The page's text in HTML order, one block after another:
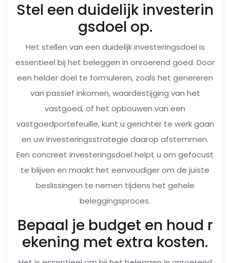
Stel een duidelijk investerin
gsdoel op.
Het stellen van een duidelijk investeringsdoel is
essentieel bij het beleggen in onroerend goed. Door
een helder doel te formuleren, zoals het genereren
van passief inkomen, waardestijging van het
vastgoed, of het opbouwen van een
vastgoedportefeuille, kunt u gerichter te werk gaan
en uw investeringsstrategie daarop afstemmen.
Een concreet investeringsdoel helpt u om gefocust
te blijven en maakt het eenvoudiger om de juiste
beslissingen te nemen tijdens het gehele
beleggingsproces.
Bepaal je budget en houd r
ekening met extra kosten.